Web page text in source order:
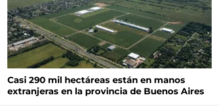
Casi 290 mil hectáreas están en manos
extranjeras en la provincia de Buenos Aires